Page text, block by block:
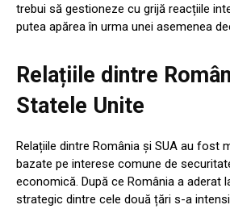
trebui să gestioneze cu grijă reacțiile
putea apărea în urma unei asemenea
Relațiile dintre
Statele Unite
Relațiile dintre România și SUA au fost
bazate pe interese comune de
economică. După ce România a aderat
strategic dintre cele două țări s-a